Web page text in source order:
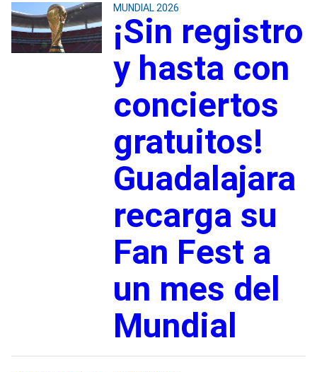
MUNDIAL 2026
¡Sin registro
y hasta con
conciertos
gratuitos!
Guadalajara
recarga su
Fan Fest a
un mes del
Mundial